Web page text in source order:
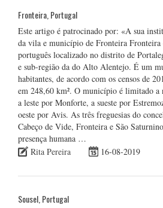
Fronteira, Portugal
Este artigo é patrocinado por: «A sua
da vila e município de Fronteira
português localizado no distrito de
e sub-região da do Alto Alentejo. É um
habitantes, de acordo com os censos de
em 248,60 km². O município é limitado a
a leste por Monforte, a sueste por
oeste por Avis. As três freguesias do
Cabeço de Vide, Fronteira e São
presença humana …
Rita Pereira
16-08-2019
Sousel, Portugal